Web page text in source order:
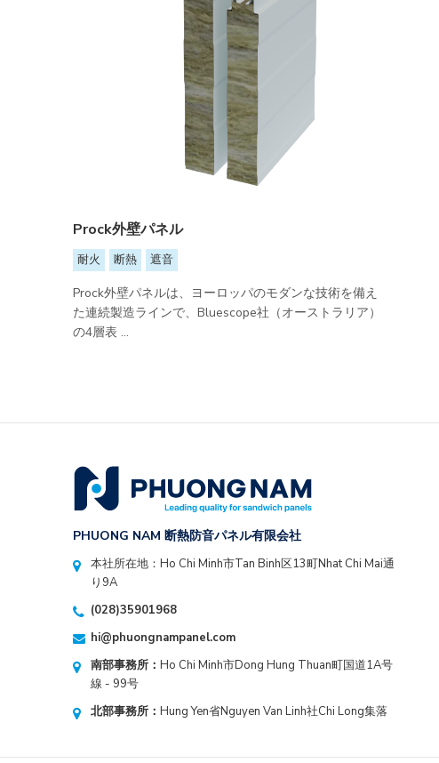
Prock外壁パネル
耐火 断熱 遮音
Prock外壁パネルは、ヨーロッパのモダンな技術を備え
た連続製造ラインで、Bluescope社（オーストラリア）
の4層表 ...
PHUONG NAM 断熱防音パネル有限会社
本社所在地：Ho Chi Minh市Tan Binh区13町Nhat Chi Mai通
り9A
(028)35901968
hi@phuongnampanel.com
南部事務所： Ho Chi Minh市Dong Hung Thuan町国道1A号
線 - 99号
北部事務所： Hung Yen省Nguyen Van Linh社Chi Long集落